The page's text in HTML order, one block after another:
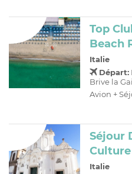
Top
Beach
Italie
Départ:
Brive la
Avion +
Séjour
Italie